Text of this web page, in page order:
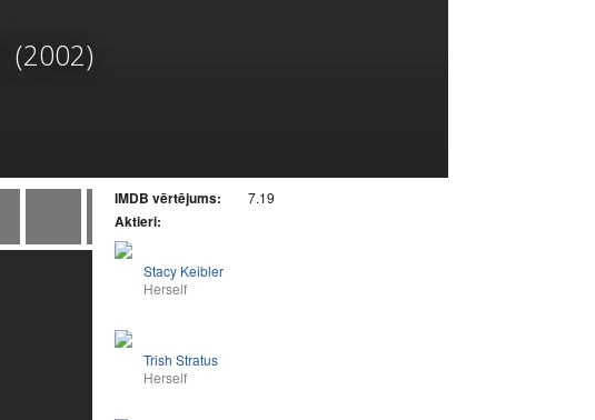
(2002)
IMDB vērtējums: 7.19
Aktieri:
Stacy Keibler
Herself
Trish Stratus
Herself